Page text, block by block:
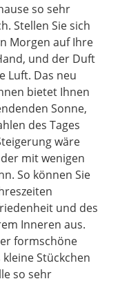
so sehr
Stellen Sie sich
Morgen auf Ihre
und der Duft
Luft. Das neu
bietet Ihnen
Sonne,
des Tages
wäre
mit wenigen
So können Sie
und des
Inneren aus.
formschöne
Stückchen
so sehr